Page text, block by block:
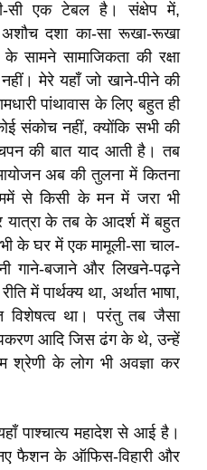
सी एक टेबल है। संक्षेप में,
अशौच दशा का-सा रूखा-रूखा
सामने सामाजिकता की रक्षा
मेरे यहाँ जो खाने-पीने की
पांथावास के लिए बहुत ही
संकोच नहीं, क्योंकि सभी की
की बात याद आती है। तब
अब की तुलना में कितना
से किसी के मन में जरा भी
यात्रा के तब के आदर्श में बहुत
के घर में एक मामूली-सा चाल-
गाने-बजाने और लिखने-पढ़ने
में पार्थक्य था, अर्थात भाषा,
विशेषत्व था। परंतु तब जैसा
आदि जिस ढंग के थे, उन्हें
के लोग भी अवज्ञा कर
पाश्चात्य महादेश से आई है।
फैशन के ऑफिस-विहारी और